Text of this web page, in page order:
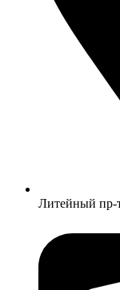
Литейный пр-